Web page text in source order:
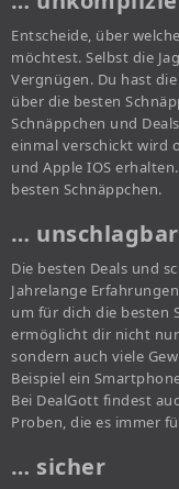
Entscheide, über
möchtest. Selbst die
Vergnügen. Du hast
über die besten
Schnäppchen und
einmal verschickt wird
und Apple IOS
besten Schnäppchen.
… unschlagbar
Die besten Deals und
Jahrelange
um für dich die besten
ermöglicht dir nicht
sondern auch viele
Beispiel ein
Bei DealGott findest
Proben, die es immer
… sicher